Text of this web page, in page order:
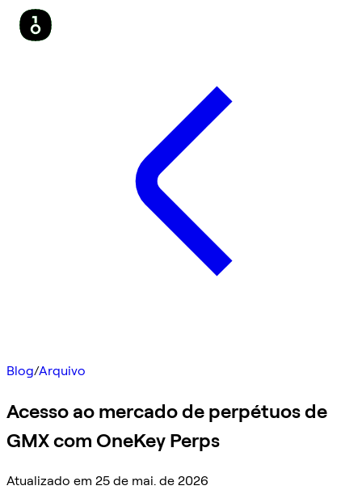
Blog/Arquivo
Acesso ao mercado de perpétuos de
GMX com OneKey Perps
Atualizado em 25 de mai. de 2026